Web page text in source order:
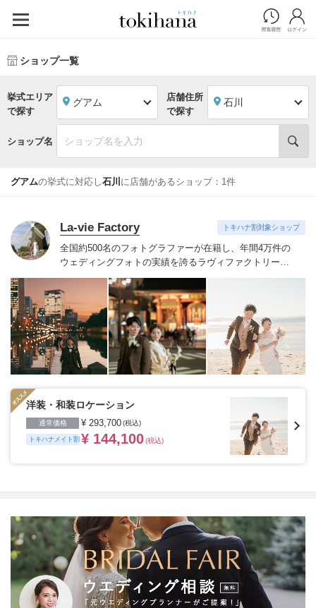
ショップ一覧
挙式エリア
で探す
グアム
店舗住所
で探す
石川
ショップ名
グアムの挙式に対応し石川 に店舗があるショップ：1件
La-vie Factory トキハナ割対象ショップ
全国約500名のフォトグラファーが在籍し、年間4万件の
ウェディングフォトの実績を誇るラヴィファクトリー。
技術だけでなく、おふたりの気持ちに寄りそい素敵な表
情を引き出すハートのあるフォトグラファーたち。お好
みのフォトグラファーをご指名いただけます。季節を感
じる場所や開放感のあるロケーション、普段の服装でい
つもの二人の姿を思い出の場所、ヘアメイクや衣装など
が揃ったスタジオ、フィレンツェやパリ・ニューヨー
ク・ハワイ・グアムなど世界中の好きな国、こだわって
特別な一日の大切な瞬間を残したいカップルにおすすめ
できない場合がございます。
洋装・和装ロケーション
通常価格 ¥ 293,700(税込)
トキハナメイト割 ¥ 144,100(税込)